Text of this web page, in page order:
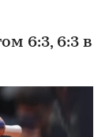
6:3, 6:3 в